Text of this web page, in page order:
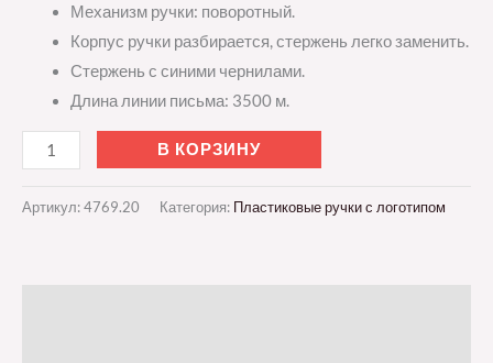
Механизм ручки: поворотный.
Корпус ручки разбирается, стержень легко заменить.
Стержень с синими чернилами.
Длина линии письма: 3500 м.
В КОРЗИНУ
Артикул:4769.20 Категория: Пластиковые ручки с логотипом